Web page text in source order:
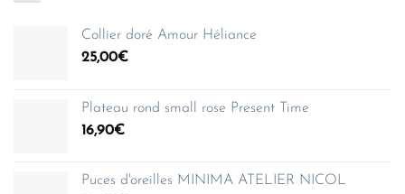
Collier doré Amour Héliance
25,00€
Plateau rond small rose Present Time
16,90€
Puces d'oreilles MINIMA ATELIER NICOL